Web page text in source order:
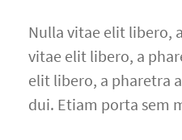
Nulla vitae elit libero,
vitae elit libero, a
elit libero, a pharetra
dui. Etiam porta sem